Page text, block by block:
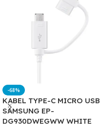
-68%
KABEL TYPE-C MICRO USB
SAMSUNG EP-
DG930DWEGWW WHITE